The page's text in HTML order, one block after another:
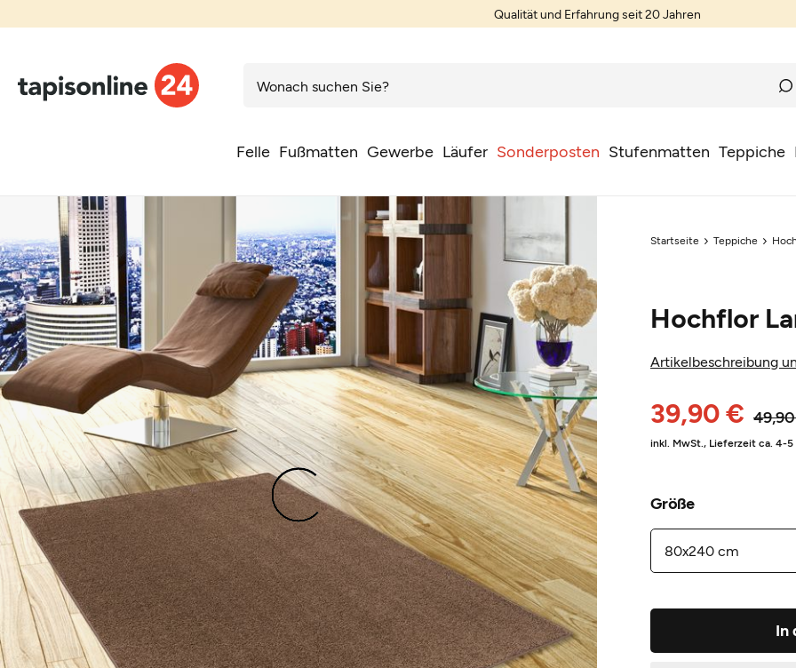
Qualität und Erfahrung seit 20 Jahren
Felle Fußmatten Gewerbe Läufer Sonderposten Stufenmatten Teppiche
Startseite Teppiche
Hochflor
Artikelbeschreibung
39,90 €
inkl. MwSt., Lieferzeit ca. 4-5
Größe
In